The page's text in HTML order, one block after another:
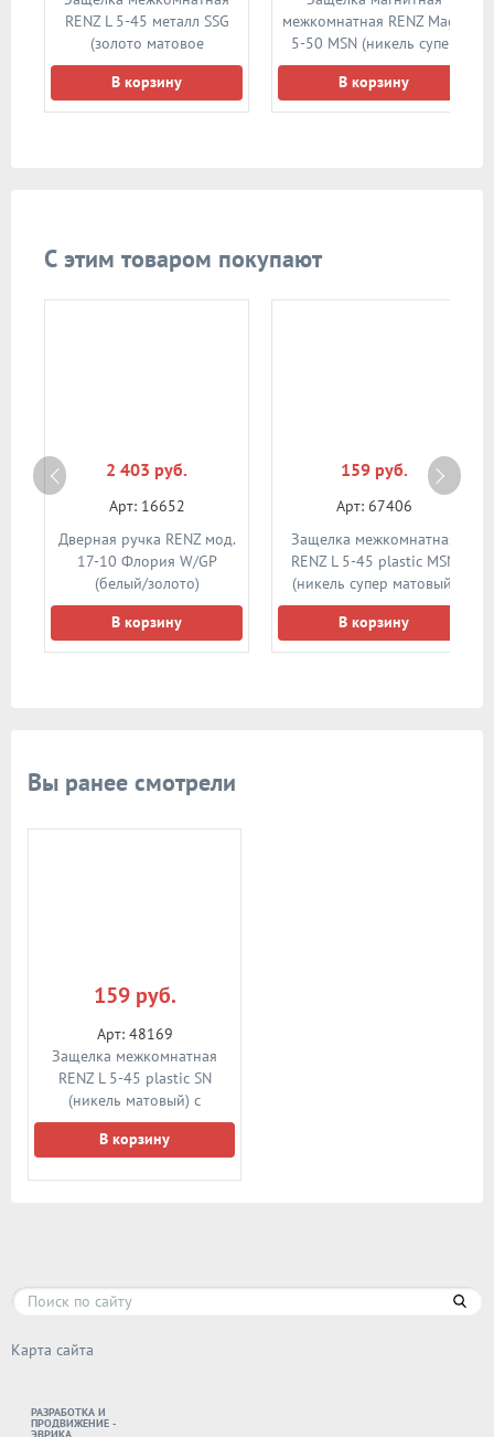
RENZ L 5-45 металл SSG
(золото матовое
сатинированное)
В корзину
межкомнатная RENZ Magn
5-50 MSN (никель супер
матовый)
В корзину
С этим товаром покупают
2 403 руб.
Арт: 16652
Дверная ручка RENZ мод.
17-10 Флория W/GP
(белый/золото)
В корзину
159 руб.
Арт: 67406
Защелка межкомнатная
RENZ L 5-45 plastic MSN
(никель супер матовый)
В корзину
Вы ранее смотрели
159 руб.
Арт: 48169
Защелка межкомнатная
RENZ L 5-45 plastic SN
(никель матовый) с
пластиковым языком
В корзину
Карта сайта
РАЗРАБОТКА И
ПРОДВИЖЕНИЕ -
ЭВРИКА